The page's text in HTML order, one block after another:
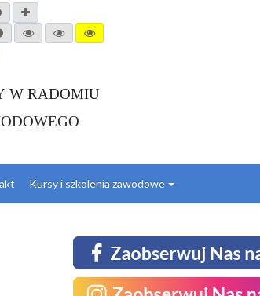
W RADOMIU
Kursy i szkolenia zawodowe